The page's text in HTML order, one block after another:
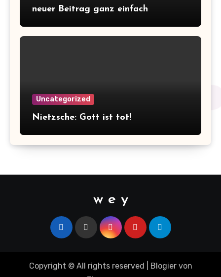
neuer Beitrag ganz einfach
Uncategorized
Nietzsche: Gott ist tot!
w e y
Copyright © All rights reserved Blogiervon